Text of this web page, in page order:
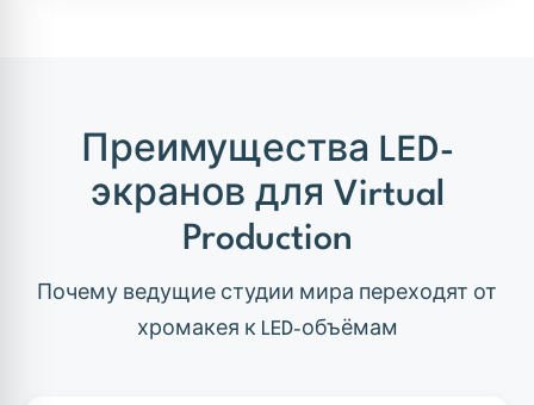
Преимущества LED-
экранов для Virtual
Production
Почему ведущие студии мира переходят от
хромакея к LED-объёмам